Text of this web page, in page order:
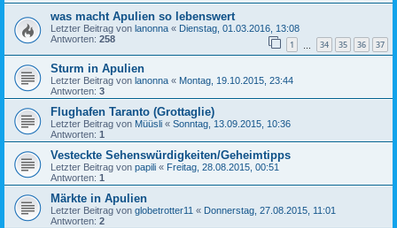
was macht Apulien so lebenswert
Letzter Beitrag von lanonna « Dienstag, 01.03.2016, 13:08
Antworten: 258 1 34 35 36 37
Sturm in Apulien
Letzter Beitrag von lanonna « Montag, 19.10.2015, 23:44
Antworten: 3
Flughafen Taranto (Grottaglie)
Letzter Beitrag von Müüsli « Sonntag, 13.09.2015, 10:36
Antworten: 1
Vesteckte Sehenswürdigkeiten/Geheimtipps
Letzter Beitrag von papili « Freitag, 28.08.2015, 00:51
Antworten: 1
Märkte in Apulien
Letzter Beitrag von globetrotter11 « Donnerstag, 27.08.2015, 11:01
Antworten: 2